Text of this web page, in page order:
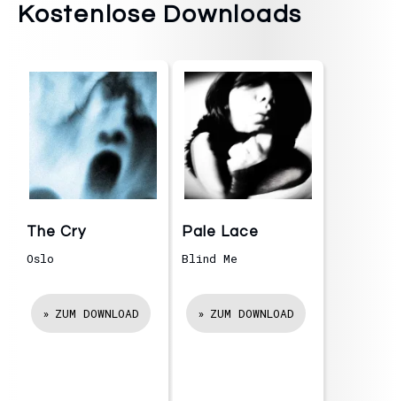
Kostenlose Downloads
The Cry
Oslo
ZUM DOWNLOAD
Pale Lace
Blind Me
ZUM DOWNLOAD